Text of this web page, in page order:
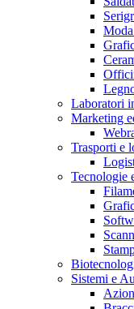
Laboratori
Marketing
Trasporti e
Tecnologie
Sistemi e